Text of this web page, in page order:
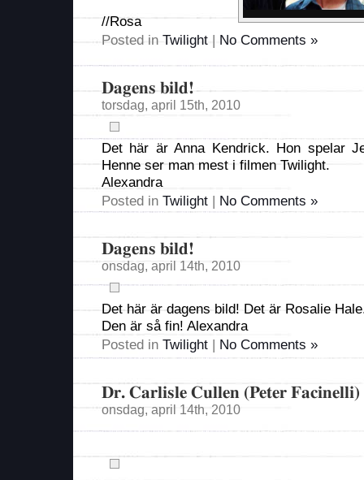
//Rosa
Posted in Twilight | No Comments »
Dagens bild!
torsdag, april 15th, 2010
Det här är Anna Kendrick. Hon spelar
Henne ser man mest i filmen Twilight.
Alexandra
Posted in Twilight | No Comments »
Dagens bild!
onsdag, april 14th, 2010
Det här är dagens bild! Det är Rosalie
Den är så fin! Alexandra
Posted in Twilight | No Comments »
Dr. Carlisle Cullen (Peter Facinelli)
onsdag, april 14th, 2010